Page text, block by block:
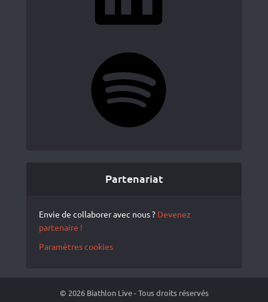
Partenariat
Envie de collaborer avec nous ? Devenez
partenaire !
Paramètres cookies
© 2026 Biathlon Live - Tous droits réservés